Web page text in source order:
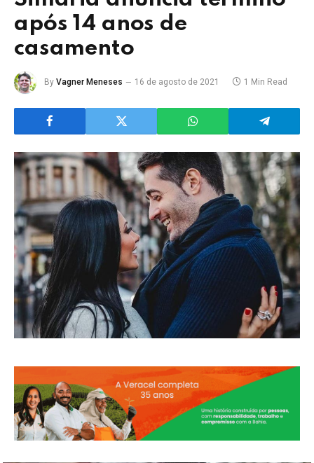
após 14 anos de
casamento
By Vagner Meneses 16 de agosto de 2021 1 Min Read